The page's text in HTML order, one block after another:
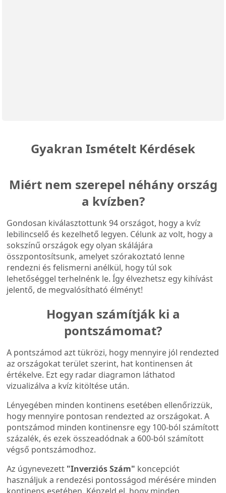
Gyakran Ismételt Kérdések
Miért nem szerepel néhány ország
a kvízben?
Gondosan kiválasztottunk 94 országot, hogy a kvíz
lebilincselő és kezelhető legyen. Célunk az volt, hogy a
sokszínű országok egy olyan skálájára
összpontosítsunk, amelyet szórakoztató lenne
rendezni és felismerni anélkül, hogy túl sok
lehetőséggel terhelnénk le. Így élvezhetsz egy kihívást
jelentő, de megvalósítható élményt!
Hogyan számítják ki a
pontszámomat?
A pontszámod azt tükrözi, hogy mennyire jól rendezted
az országokat terület szerint, hat kontinensen át
értékelve. Ezt egy radar diagramon láthatod
vizualizálva a kvíz kitöltése után.
Lényegében minden kontinens esetében ellenőrizzük,
hogy mennyire pontosan rendezted az országokat. A
pontszámod minden kontinensre egy 100-ból számított
százalék, és ezek összeadódnak a 600-ból számított
végső pontszámodhoz.
Az úgynevezett "Inverziós Szám" koncepciót
használjuk a rendezési pontosságod mérésére minden
kontinens esetében. Képzeld el, hogy minden